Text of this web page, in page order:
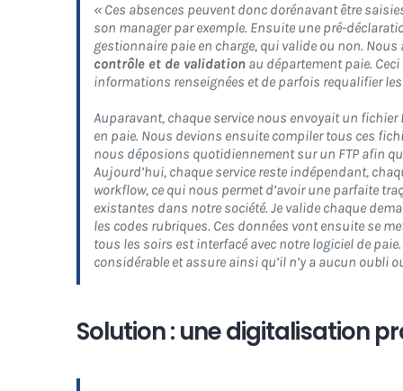
« Ces absences peuvent donc dorénavant être
son manager par exemple. Ensuite une pré-
gestionnaire paie en charge, qui valide ou non.
contrôle et de validation au département paie.
informations renseignées et de parfois requalifier les
Auparavant, chaque service nous envoyait un
en paie. Nous devions ensuite compiler tous ces
nous déposions quotidiennement sur un FTP afin
Aujourd’hui, chaque service reste indépendant,
workflow, ce qui nous permet d’avoir une parfaite
existantes dans notre société. Je valide chaque
les codes rubriques. Ces données vont ensuite se
tous les soirs est interfacé avec notre logiciel de
considérable et assure ainsi qu’il n’y a aucun oubli
Solution : une digitalisation